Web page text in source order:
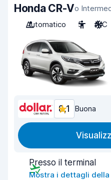
Honda CR-Vo
Automatico
5 A/C
8,1 Buona
Presso il terminal
Mostra i dettagli della